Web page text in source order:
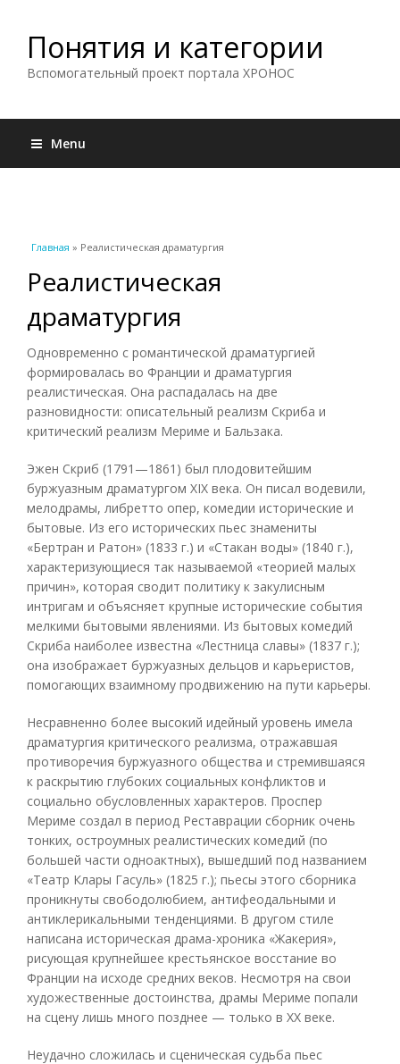
Понятия и категории
Вспомогательный проект портала ХРОНОС
Menu
Вы здесь
Главная » Реалистическая драматургия
Реалистическая
драматургия
Одновременно с романтической драматургией
формировалась во Франции и драматургия
реалистическая. Она распадалась на две
разновидности: описательный реализм Скриба и
критический реализм Мериме и Бальзака.
Эжен Скриб (1791—1861) был плодовитейшим
буржуазным драматургом XIX века. Он писал водевили,
мелодрамы, либретто опер, комедии исторические и
бытовые. Из его исторических пьес знамениты
«Бертран и Ратон» (1833 г.) и «Стакан воды» (1840 г.),
характеризующиеся так называемой «теорией малых
причин», которая сводит политику к закулисным
интригам и объясняет крупные исторические события
мелкими бытовыми явлениями. Из бытовых комедий
Скриба наиболее известна «Лестница славы» (1837 г.);
она изображает буржуазных дельцов и карьеристов,
помогающих взаимному продвижению на пути карьеры.
Несравненно более высокий идейный уровень имела
драматургия критического реализма, отражавшая
противоречия буржуазного общества и стремившаяся
к раскрытию глубоких социальных конфликтов и
социально обусловленных характеров. Проспер
Мериме создал в период Реставрации сборник очень
тонких, остроумных реалистических комедий (по
большей части одноактных), вышедший под названием
«Театр Клары Гасуль» (1825 г.); пьесы этого сборника
проникнуты свободолюбием, антифеодальными и
антиклерикальными тенденциями. В другом стиле
написана историческая драма-хроника «Жакерия»,
рисующая крупнейшее крестьянское восстание во
Франции на исходе средних веков. Несмотря на свои
художественные достоинства, драмы Мериме попали
на сцену лишь много позднее — только в XX веке.
Неудачно сложилась и сценическая судьба пьес